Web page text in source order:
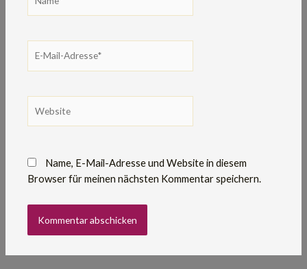
Mail-
Name, E-Mail-Adresse und Website in diesem
Browser für meinen nächsten Kommentar speichern.